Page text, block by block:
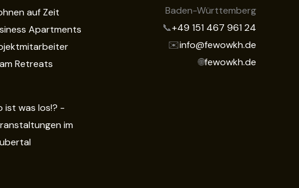
auf Zeit
Apartments
Retreats
ist was los!? -
im
Baden-Württemberg
📞+49 151 467 961 24
✉️info@fewowkh.de
🌐fewowkh.de